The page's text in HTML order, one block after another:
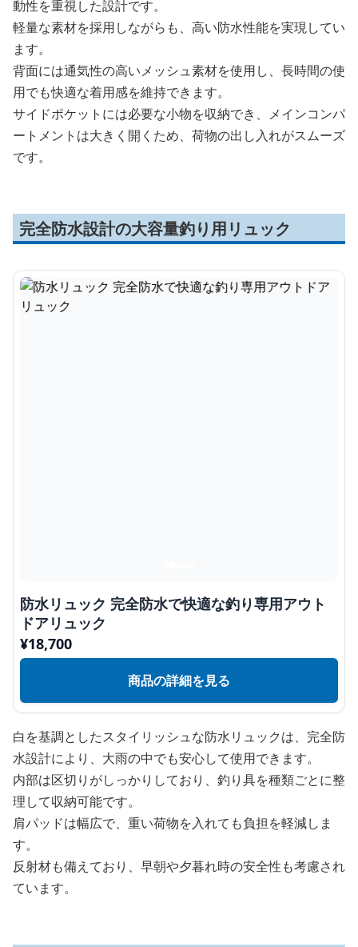
動性を重視した設計です。
軽量な素材を採用しながらも、高い防水性能を実現してい
ます。
背面には通気性の高いメッシュ素材を使用し、長時間の使
用でも快適な着用感を維持できます。
サイドポケットには必要な小物を収納でき、メインコンパ
ートメントは大きく開くため、荷物の出し入れがスムーズ
です。
完全防水設計の大容量釣り用リュック
防水リュック 完全防水で快適な釣り専用アウト
ドアリュック
¥18,700
商品の詳細を見る
白を基調としたスタイリッシュな防水リュックは、完全防
水設計により、大雨の中でも安心して使用できます。
内部は区切りがしっかりしており、釣り具を種類ごとに整
理して収納可能です。
肩パッドは幅広で、重い荷物を入れても負担を軽減しま
す。
反射材も備えており、早朝や夕暮れ時の安全性も考慮され
ています。